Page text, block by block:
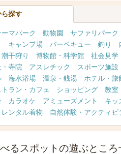
探す
ーマパーク 動物園 サファリパーク
キャンプ場 バーベキュー 釣り
潮干狩り 博物館・科学館 社会見学
寺院 アスレチック スポーツ施設
海水浴場 温泉・銭湯 ホテル・旅
トラン・カフェ ショッピング 教室
カラオケ アミューズメント キッ
ンタル着物 自然体験・アクティビ
るスポットの遊ぶところ